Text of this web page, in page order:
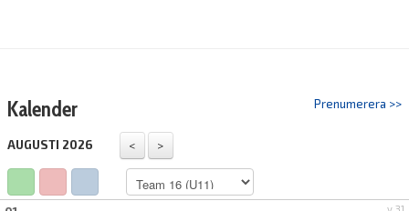
KONTAKT
Prenumerera >>
Kalender
AUGUSTI 2026